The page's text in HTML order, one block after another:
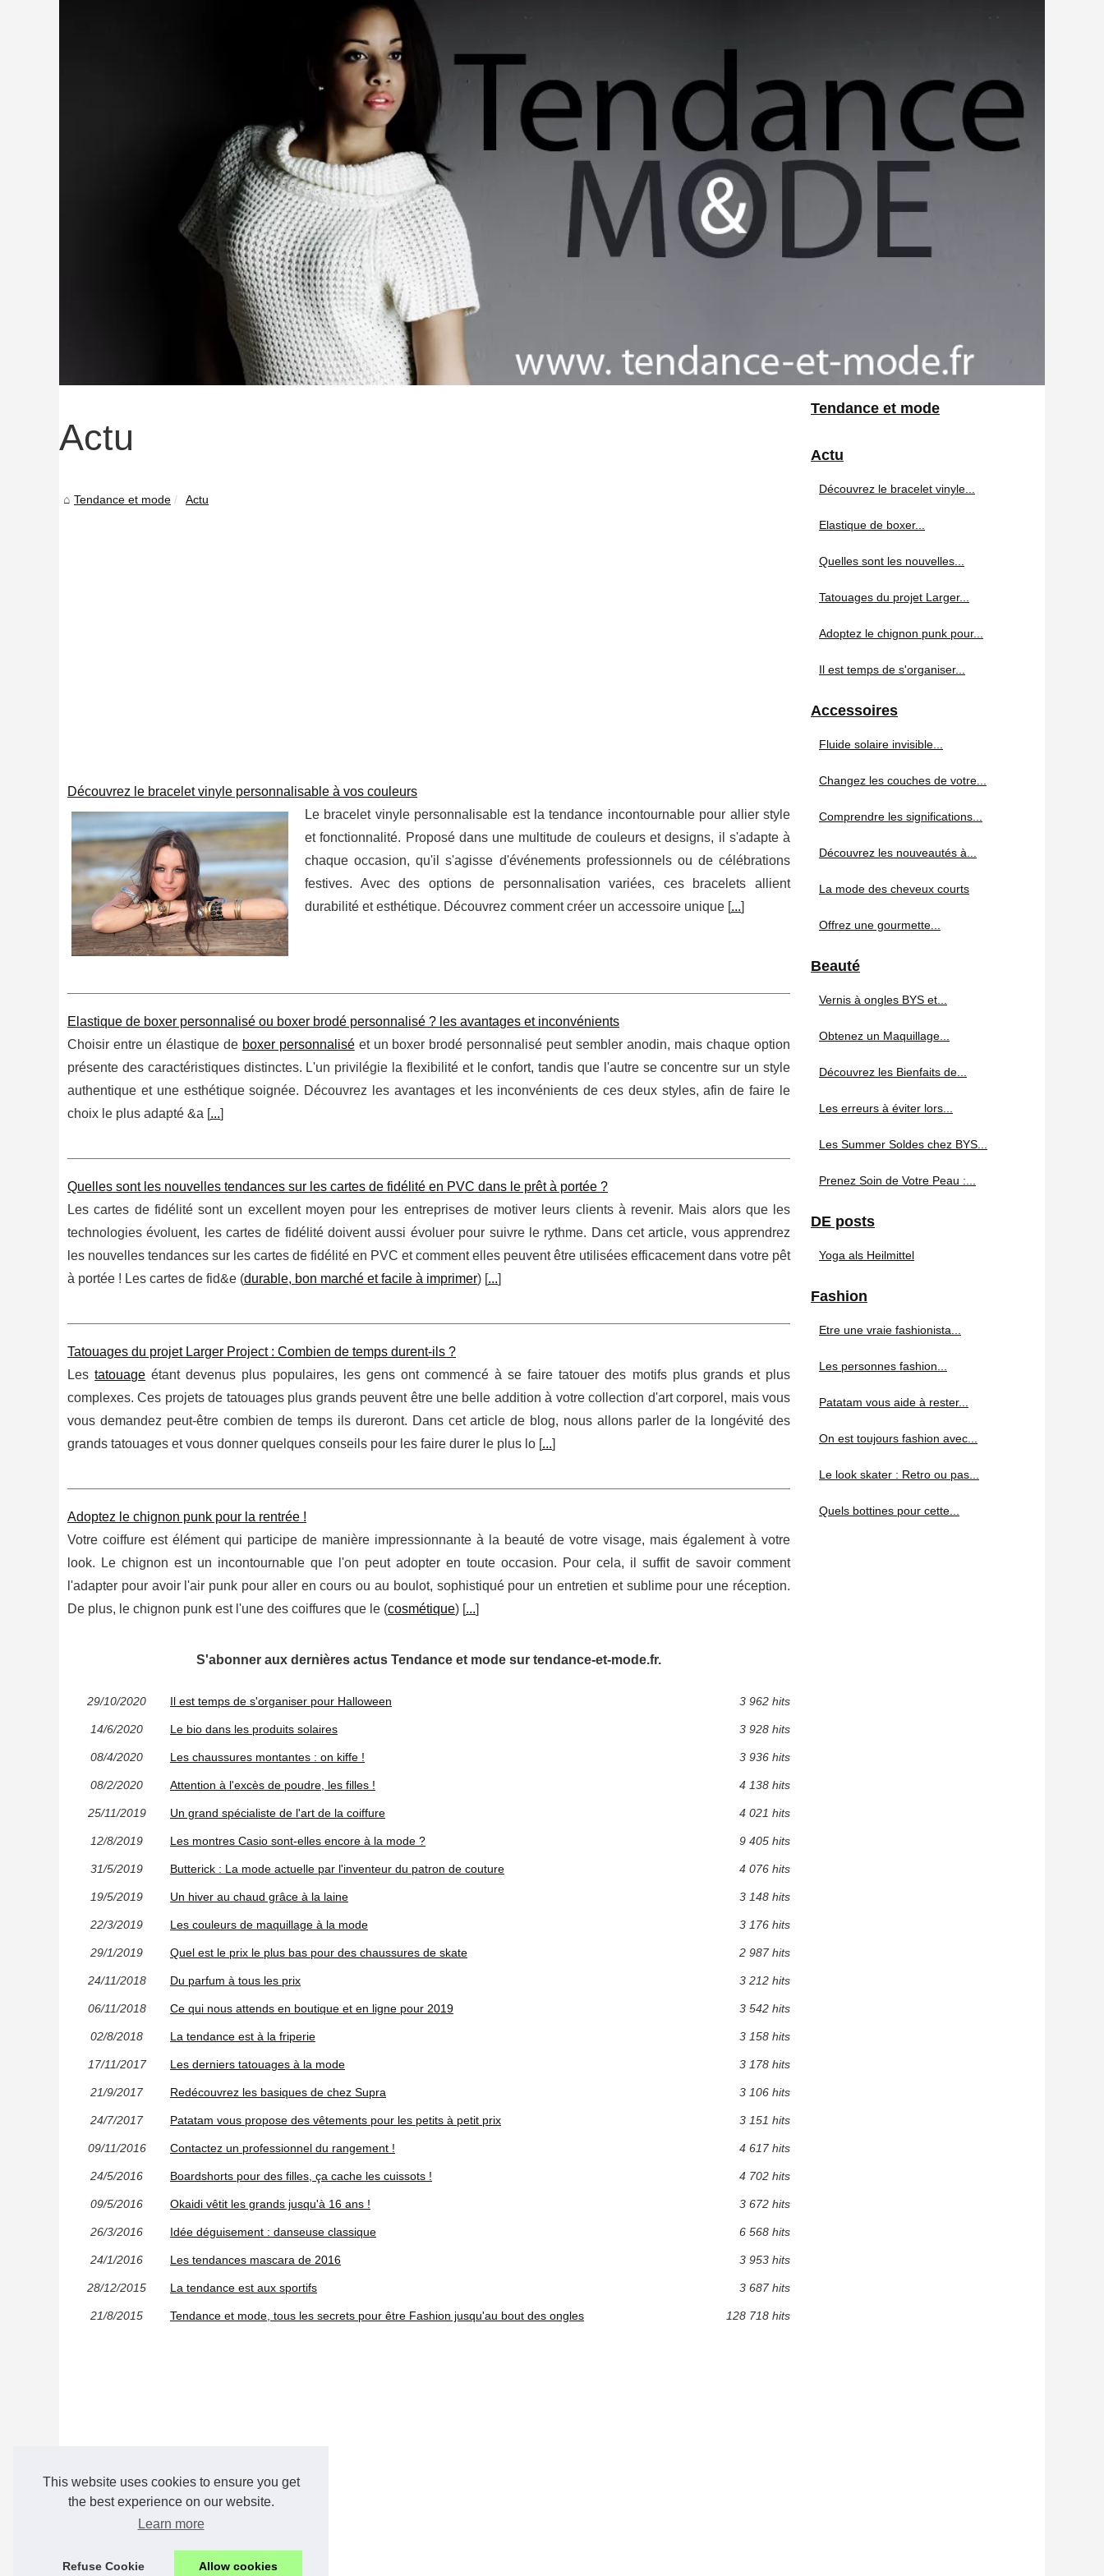
This website uses cookies to ensure you get
the best experience on our website.
Learn more
Refuse Cookie Allow cookies
Actu
Tendance et mode Actu
Découvrez le bracelet vinyle personnalisable à vos couleurs
Le bracelet vinyle personnalisable est la tendance incontournable pour allier style
et fonctionnalité. Proposé dans une multitude de couleurs et designs, il s'adapte à
chaque occasion, qu'il s'agisse d'événements professionnels ou de célébrations
festives. Avec des options de personnalisation variées, ces bracelets allient
durabilité et esthétique. Découvrez comment créer un accessoire unique [...]
Elastique de boxer personnalisé ou boxer brodé personnalisé ? les avantages et inconvénients
Choisir entre un élastique de boxer personnaliséet un boxer brodé personnalisé peut sembler anodin, mais chaque option
présente des caractéristiques distinctes. L'un privilégie la flexibilité et le confort, tandis que l'autre se concentre sur un style
authentique et une esthétique soignée. Découvrez les avantages et les inconvénients de ces deux styles, afin de faire le
choix le plus adapté &a [...]
Quelles sont les nouvelles tendances sur les cartes de fidélité en PVC dans le prêt à portée ?
Les cartes de fidélité sont un excellent moyen pour les entreprises de motiver leurs clients à revenir. Mais alors que les
technologies évoluent, les cartes de fidélité doivent aussi évoluer pour suivre le rythme. Dans cet article, vous apprendrez
les nouvelles tendances sur les cartes de fidélité en PVC et comment elles peuvent être utilisées efficacement dans votre pêt
à portée ! Les cartes de fid&e (durable, bon marché et facile à imprimer) [...]
Tatouages du projet Larger Project : Combien de temps durent-ils ?
Lestatouage étant devenus plus populaires, les gens ont commencé à se faire tatouer des motifs plus grands et plus
complexes. Ces projets de tatouages plus grands peuvent être une belle addition à votre collection d'art corporel, mais vous
vous demandez peut-être combien de temps ils dureront. Dans cet article de blog, nous allons parler de la longévité des
grands tatouages et vous donner quelques conseils pour les faire durer le plus lo [...]
Adoptez le chignon punk pour la rentrée !
Votre coiffure est élément qui participe de manière impressionnante à la beauté de votre visage, mais également à votre
look. Le chignon est un incontournable que l'on peut adopter en toute occasion. Pour cela, il suffit de savoir comment
l'adapter pour avoir l'air punk pour aller en cours ou au boulot, sophistiqué pour un entretien et sublime pour une réception.
De plus, le chignon punk est l'une des coiffures que le (cosmétique) [...]
S'abonner aux dernières actus Tendance et mode sur tendance-et-mode.fr.
29/10/2020 Il est temps de s'organiser pour Halloween 3 962 hits
14/6/2020 Le bio dans les produits solaires 3 928 hits
08/4/2020 Les chaussures montantes : on kiffe ! 3 936 hits
08/2/2020 Attention à l'excès de poudre, les filles ! 4 138 hits
25/11/2019 Un grand spécialiste de l'art de la coiffure 4 021 hits
12/8/2019 Les montres Casio sont-elles encore à la mode ? 9 405 hits
31/5/2019 Butterick : La mode actuelle par l'inventeur du patron de couture 4 076 hits
19/5/2019 Un hiver au chaud grâce à la laine 3 148 hits
22/3/2019 Les couleurs de maquillage à la mode 3 176 hits
29/1/2019 Quel est le prix le plus bas pour des chaussures de skate 2 987 hits
24/11/2018 Du parfum à tous les prix 3 212 hits
06/11/2018 Ce qui nous attends en boutique et en ligne pour 2019 3 542 hits
02/8/2018 La tendance est à la friperie 3 158 hits
17/11/2017 Les derniers tatouages à la mode 3 178 hits
21/9/2017 Redécouvrez les basiques de chez Supra 3 106 hits
24/7/2017 Patatam vous propose des vêtements pour les petits à petit prix 3 151 hits
09/11/2016 Contactez un professionnel du rangement ! 4 617 hits
24/5/2016 Boardshorts pour des filles, ça cache les cuissots ! 4 702 hits
09/5/2016 Okaidi vêtit les grands jusqu'à 16 ans ! 3 672 hits
26/3/2016 Idée déguisement : danseuse classique 6 568 hits
24/1/2016 Les tendances mascara de 2016 3 953 hits
28/12/2015 La tendance est aux sportifs 3 687 hits
21/8/2015 Tendance et mode, tous les secrets pour être Fashion jusqu'au bout des ongles 128 718 hits
Tendance et mode
Actu
Découvrez le bracelet vinyle...
Elastique de boxer...
Quelles sont les nouvelles...
Tatouages du projet Larger...
Adoptez le chignon punk pour...
Il est temps de s'organiser...
Accessoires
Fluide solaire invisible...
Changez les couches de votre...
Comprendre les significations...
Découvrez les nouveautés à...
La mode des cheveux courts
Offrez une gourmette...
Beauté
Vernis à ongles BYS et...
Obtenez un Maquillage...
Découvrez les Bienfaits de...
Les erreurs à éviter lors...
Les Summer Soldes chez BYS...
Prenez Soin de Votre Peau :...
DE posts
Yoga als Heilmittel
Fashion
Etre une vraie fashionista...
Les personnes fashion...
Patatam vous aide à rester...
On est toujours fashion avec...
Le look skater : Retro ou pas...
Quels bottines pour cette...